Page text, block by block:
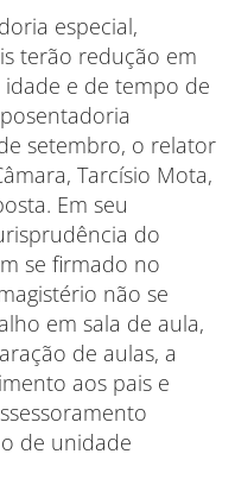
especial,
terão redução em
e de tempo de
setembro, o relator
Tarcísio Mota,
Em seu
do
se firmado no
não se
em sala de aula,
de aulas, a
aos pais e
de unidade